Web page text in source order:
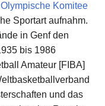
Komitee
Sportart aufnahm.
in Genf den
bis 1986
Amateur [FIBA]
und das